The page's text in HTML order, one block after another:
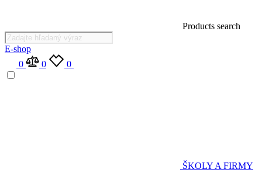
Products search
E-shop
0
0 0
ŠKOLY A FIRMY